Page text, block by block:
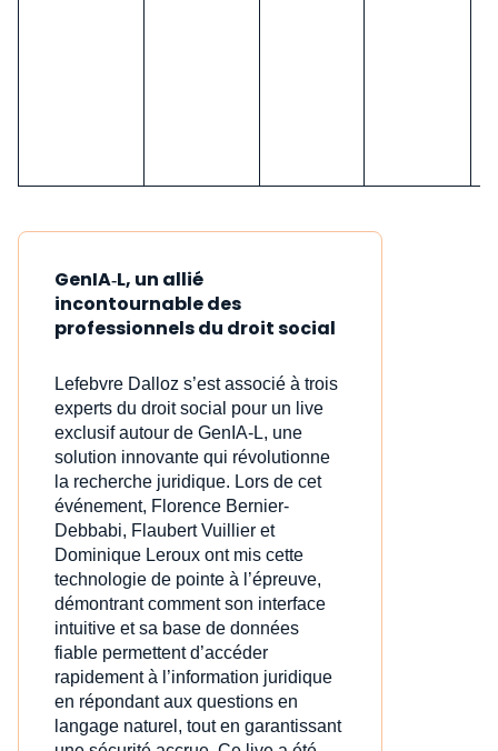
GenIA‑L, un allié
incontournable des
professionnels du droit social
Lefebvre Dalloz s’est associé à trois
experts du droit social pour un live
exclusif autour de GenIA‑L, une
solution innovante qui révolutionne
la recherche juridique. Lors de cet
événement, Florence Bernier-
Debbabi, Flaubert Vuillier et
Dominique Leroux ont mis cette
technologie de pointe à l’épreuve,
démontrant comment son interface
intuitive et sa base de données
fiable permettent d’accéder
rapidement à l’information juridique
en répondant aux questions en
langage naturel, tout en garantissant